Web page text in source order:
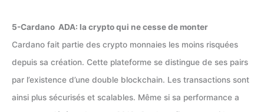
5-Cardano ADA: la crypto qui ne cesse de monter
Cardano fait partie des crypto monnaies les moins risquées
depuis sa création. Cette plateforme se distingue de ses pairs
par l’existence d’une double blockchain. Les transactions sont
ainsi plus sécurisés et scalables. Même si sa performance a